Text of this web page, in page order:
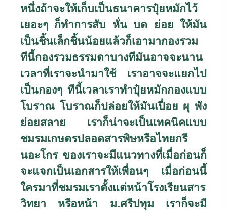
หนึ่งถ้าจะให้เก็บเป็นธนาคารปุ๋ยหมักไว้
เยอะๆ ก็ทำการสับ หั่น บด ย่อย ให้มัน
เป็นชิ้นเล็กชิ้นน้อยแล้วก็เอามากองรวม
ทีนี้กองรวมธรรมดาบางทีมันอาจจะนาน
เวลาที่เราจะนำมาใช้ เราอาจจะแยกไป
เป็นกองๆ ทีนี้เวลาเราทำปุ๋ยหมักกองแบบ
โบราณ โบราณก็ปล่อยให้มันเปื่อย ผุ พัง
ย่อยสลาย เราก็น่าจะเป็นเทคนิคแบบ
ชมรมเกษตรปลอดสารพิษหรือไทยกรี
นอะโกร ของเราจะมีแนวทางที่เมื่อก่อนก็
จะแจกเป็นเอกสารให้เพื่อนๆ เมื่อก่อนนี้
ใครมาที่ชมรมเราตั้งแต่หน้าโรงเรียนสาร
วิทยา หรือหน้า ม.ศรีปทุม เราก็จะมี